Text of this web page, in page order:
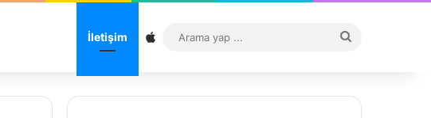
İletişim Sitemap
...